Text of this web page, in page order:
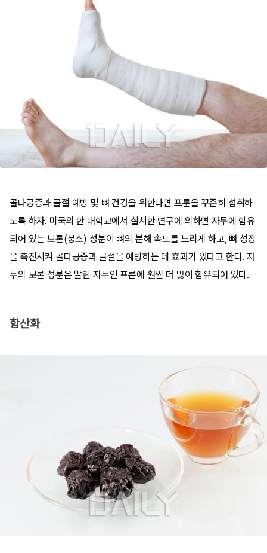
골다공증과 골절 예방 및 뼈 건강을 위한다면 프룬을 꾸준히 섭취하
도록 하자. 미국의 한 대학교에서 실시한 연구에 의하면 자두에 함유
되어 있는 보론(붕소) 성분이 뼈의 분해 속도를 느리게 하고, 뼈 성장
을 촉진시켜 골다공증과 골절을 예방하는 데 효과가 있다고 한다. 자
두의 보론 성분은 말린 자두인 프룬에 훨씬 더 많이 함유되어 있다.
항산화